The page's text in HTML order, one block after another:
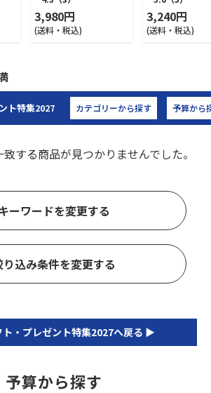
3,980円
(送料・税込)
3,240円
(送料・税込)
ト特集2027 カテゴリーから探す 予算から
する商品が見つかりませんでした。
ーワードを変更する
り込み条件を変更する
ト・プレゼント特集2027へ戻る ▶
予算から探す